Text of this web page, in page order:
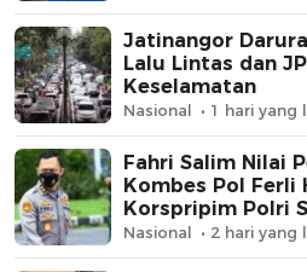
Jatinangor
Lalu Lintas dan
Keselamatan
Nasional 1 hari yang
Fahri Salim Nilai
Kombes Pol Ferli
Korspripim Polri
Dihormati
Nasional 2 hari yang